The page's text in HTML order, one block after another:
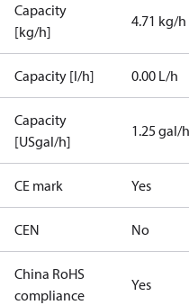
Capacity
[kg/h]
4.71 kg/h
Capacity [l/h] 0.00 L/h
Capacity
[USgal/h]
1.25 gal/h
CE mark Yes
CEN No
China RoHS
compliance
Yes